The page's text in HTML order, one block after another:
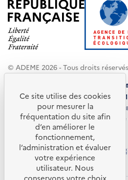
© ADEME 2026 - Tous droits réservés
Agir pour la transition écologique
de conseils et de services de l'
acteurs économiques et territoires
contre le réchauffement
ressources.
ademe.fr
S'ouvre
nouvelle
librairie.ademe.fr
S'ouvre
dans
une
nouvelle
ademe.fr/presse
S'ouvre
Ce site utilise des cookies
pour mesurer la
fréquentation du site afin
d’en améliorer le
fonctionnement,
l’administration et évaluer
votre expérience
utilisateur. Nous
conservons votre choix